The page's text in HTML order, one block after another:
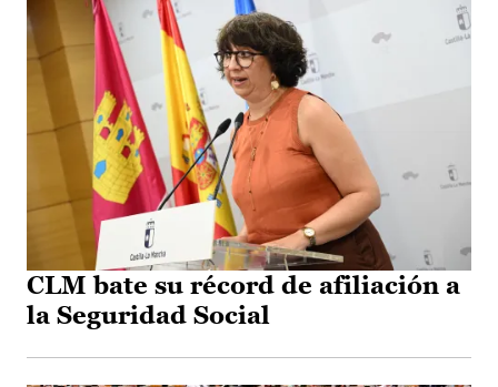
CLM bate su récord de afiliación a
la Seguridad Social